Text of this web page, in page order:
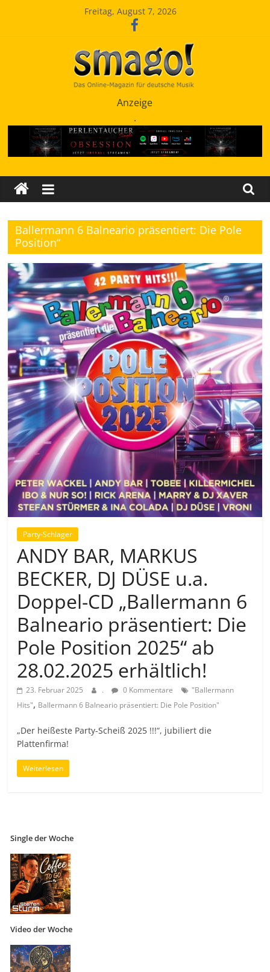
Freitag, August 7, 2026
SchlagerMAGazinOnline
Anzeige
.
Ballermann 6 Balneario präsentiert: Die Pole
Position“
Party-Schlager
ANDY BAR, MARKUS
BECKER, DJ DÜSE u.a.
Doppel-CD „Ballermann 6
Balneario präsentiert: Die
Pole Position 2025“ ab
28.02.2025 erhältlich!
23. Februar 2025 . 0 Kommentare
"Ballermann
Hits", Ballermann 6 Balneario präsentiert: Die Pole Position"
„Der heißeste Party-Scheiß 2025 !!!“, jubiliert die
Plattenfirma!
Weiterlesen
Single der Woche
Video der Woche